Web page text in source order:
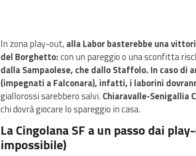
In zona play-out, alla Labor basterebbe una
del Borghetto:con un pareggio o una sconfitta
dalla Sampaolese, che dallo Staffolo. In caso
(impegnati a Falconara), infatti, i laborini
giallorossi sarebbero salvi.Chiaravalle-Senigallia
chi dovrà giocare lo spareggio in casa.
La Cingolana SF a un passo dai
impossibile)